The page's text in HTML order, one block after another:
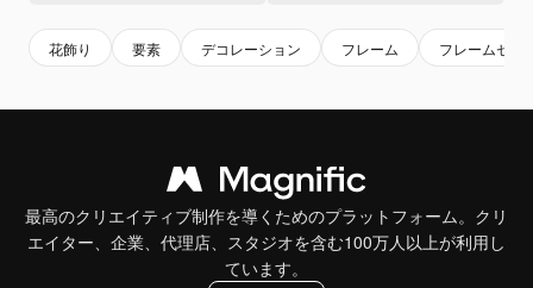
花飾り 要素 デコレーション フレーム フレームセッ
最高のクリエイティブ制作を導くためのプラットフォーム。クリ
エイター、企業、代理店、スタジオを含む100万人以上が利用し
ています。